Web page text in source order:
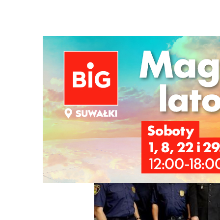
Ścieżka
nawigacyjna
Strona główna Z życia miasta / "Straż
Z ŻYCIA MIASTA 04/09/2025 / 15 Komentarzy
"Straż miejska w Suwałkach jest